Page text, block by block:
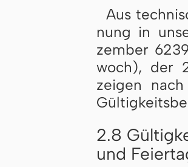
Aus
nung in
zem­ber
woch), der
zei­gen
2.8
und